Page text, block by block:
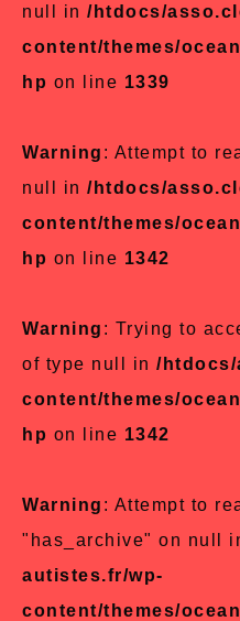
null in /htdocs/
content/themes/
hp on line 1339
Warning : Attempt to
null in /htdocs/
content/themes/
hp on line 1342
Warning : Trying to
of type null in /
content/themes/
hp on line 1342
Warning : Attempt to
"has_archive" on null
autistes.fr/wp-
content/themes/